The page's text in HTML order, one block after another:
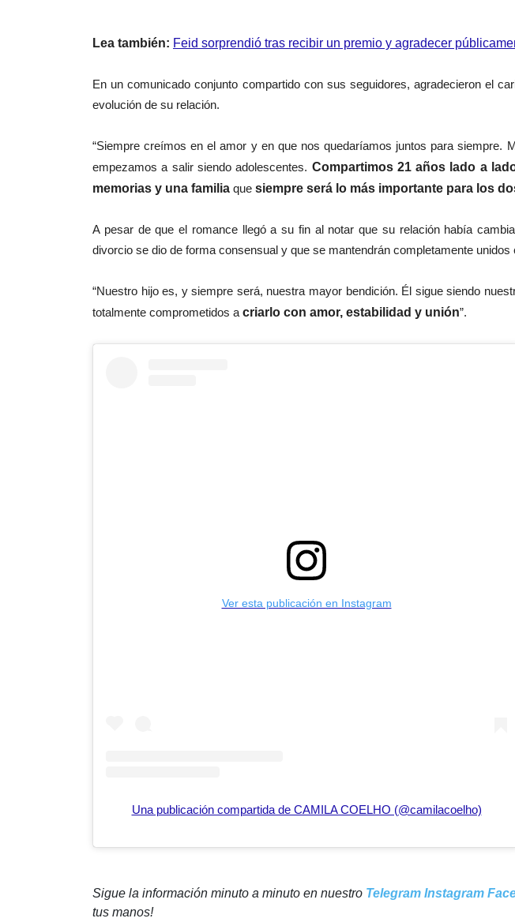
Lea también: Feid sorprendió tras recibir un premio y agradecer
En un comunicado conjunto compartido con sus seguidores, agradecieron el
evolución de su relación.
“Siempre creímos en el amor y en que nos quedaríamos juntos para siempre.
empezamos a salir siendo adolescentes. Compartimos 21 años lado a
memorias y una familia que siempre será lo más importante para los
A pesar de que el romance llegó a su fin al notar que su relación había
divorcio se dio de forma consensual y que se mantendrán completamente unidos
“Nuestro hijo es, y siempre será, nuestra mayor bendición. Él sigue siendo
totalmente comprometidos a criarlo con amor, estabilidad y unión”.
Ver esta publicación en Instagram
Una publicación compartida de CAMILA COELHO (@camilacoelho)
Sigue la información minuto a minuto en nuestro Telegram Instagram
tus manos!